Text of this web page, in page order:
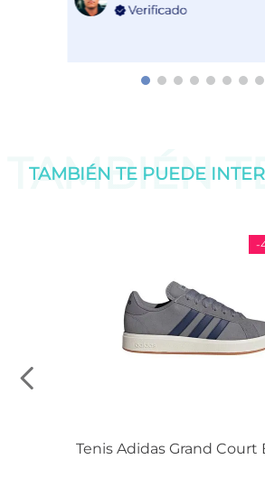
TAMBIÉN
TAMBIÉN TE PUEDE
-
Tenis Adidas Grand Court